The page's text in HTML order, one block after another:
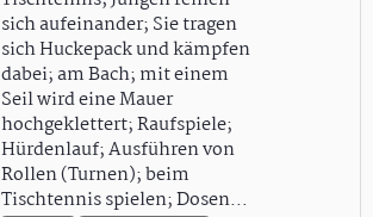
sich aufeinander; Sie tragen
sich Huckepack und kämpfen
dabei; am Bach; mit einem
Seil wird eine Mauer
hochgeklettert; Raufspiele;
Hürdenlauf; Ausführen von
Rollen (Turnen); beim
Tischtennis spielen; Dosen…